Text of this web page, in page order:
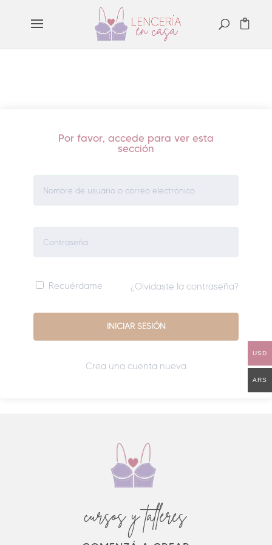
Por favor, accede para ver esta
sección
Recuérdame ¿Olvidaste la contraseña?
Crea una cuenta nueva
cursos y talleres
USD
ARS